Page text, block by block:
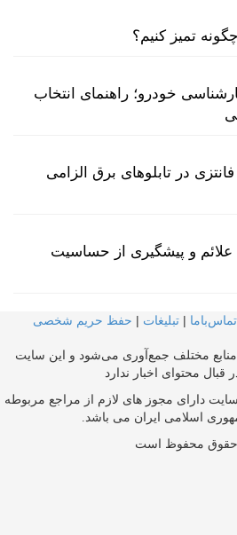
تمیز کنیم؟
خودرو؛ راهنمای انتخاب
در تابلوهای برق الزامی
و پیشگیری از حساسیت
تماس‌با‌ما | تبلیغات | حفظ حریم شخصی
منابع مختلف جمع‌آوری می‌شود و این سایت
قبال محتوای اخبار ندارد
دارای مجوز های لازم از مراجع مربوطه
اسلامی ایران می باشد.
حقوق محفوظ است